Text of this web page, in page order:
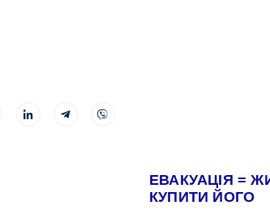
ЕВАКУАЦІЯ =
КУПИТИ ЙОГО